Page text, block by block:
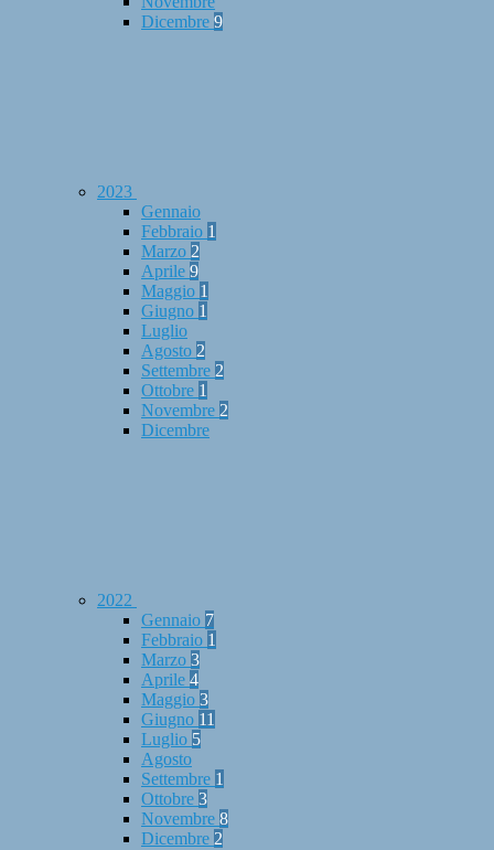
Dicembre 9
2023
Gennaio
Febbraio 1
Marzo 2
Aprile 9
Maggio 1
Giugno 1
Luglio
Agosto 2
Settembre 2
Ottobre 1
Novembre 2
Dicembre
2022
Gennaio 7
Febbraio 1
Marzo 3
Aprile 4
Maggio 3
Giugno 11
Luglio 5
Agosto
Settembre 1
Ottobre 3
Novembre 8
Dicembre 2